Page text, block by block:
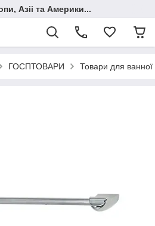
Азіі та Америки...
ГОСПТОВАРИ Товари для ванної